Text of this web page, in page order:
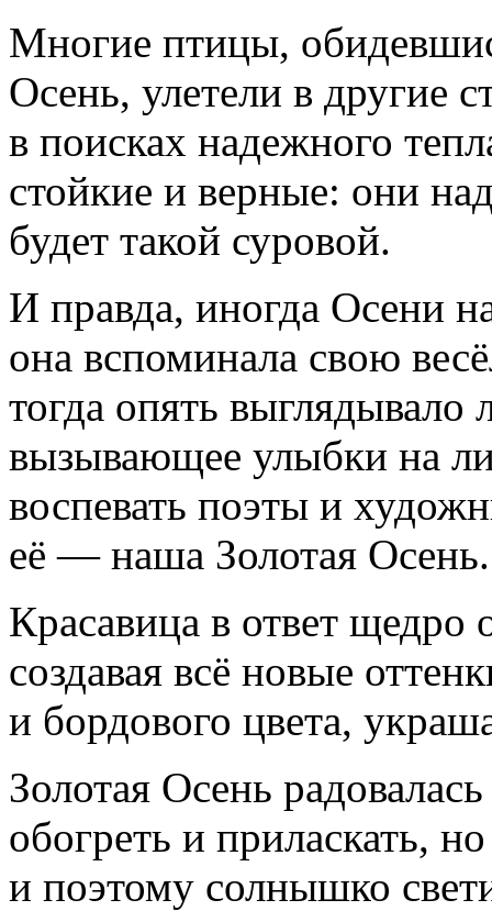
Многие птицы,
Осень, улетели в другие
в поисках надежного
стойкие и верные: они
будет такой суровой.
И правда, иногда Осени
она вспоминала свою
тогда опять выглядывало
вызывающее улыбки на
воспевать поэты и
её — наша Золотая Осень.
Красавица в ответ щедро
создавая всё новые
и бордового цвета,
Золотая Осень
обогреть и приласкать,
и поэтому солнышко